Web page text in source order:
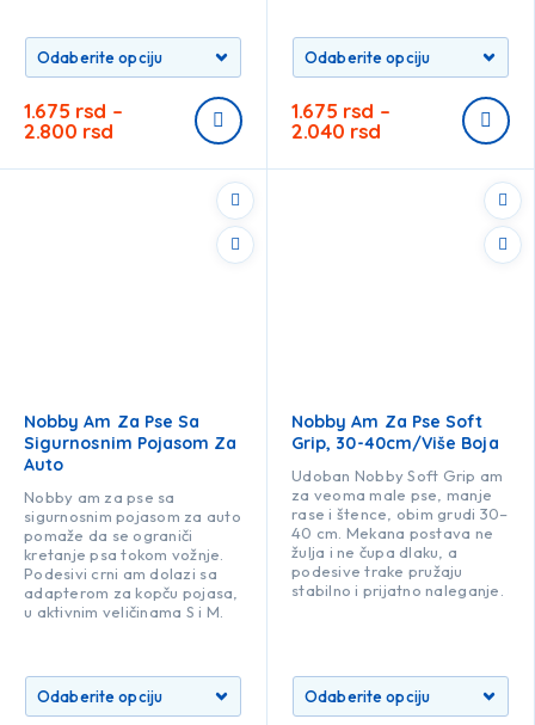
1.675 rsd –
2.800 rsd
1.675 rsd –
2.040 rsd
Nobby Am Za Pse Sa
Sigurnosnim Pojasom Za
Auto
Nobby am za pse sa
sigurnosnim pojasom za auto
pomaže da se ograniči
kretanje psa tokom vožnje.
Podesivi crni am dolazi sa
adapterom za kopču pojasa,
u aktivnim veličinama S i M.
Nobby Am Za Pse Soft
Grip, 30-40cm/više Boja
Udoban Nobby Soft Grip am
za veoma male pse, manje
rase i štence, obim grudi 30–
40 cm. Mekana postava ne
žulja i ne čupa dlaku, a
podesive trake pružaju
stabilno i prijatno naleganje.